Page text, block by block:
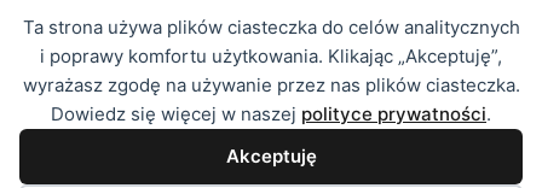
Ta strona używa plików ciasteczka do celów analitycznych
i poprawy komfortu użytkowania. Klikając „Akceptuję”,
wyrażasz zgodę na używanie przez nas plików ciasteczka.
Dowiedz się więcej w naszej polityce prywatności.
Akceptuję
© 2016 - 2026 zoosklepik.pl •Polityka prywatności• Sitemap
Treść niniejszej strony internetowej nie stanowi oferty w rozumieniu
prawa handlowego.